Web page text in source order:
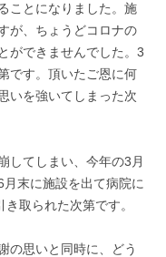
ことになりました。施
が、ちょうどコロナの
ができませんでした。3
です。頂いたご恩に何
いを強いてしまった次
してしまい、今年の3月
末に施設を出て病院に
取られた次第です。
の思いと同時に、どう